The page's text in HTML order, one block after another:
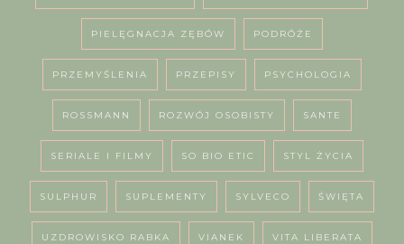
PIELĘGNACJA ZĘBÓW PODRÓŻE
PRZEMYŚLENIA PRZEPISY PSYCHOLOGIA
ROSSMANN ROZWÓJ OSOBISTY SANTE
SERIALE I FILMY SO BIO ETIC STYL ŻYCIA
SULPHUR SUPLEMENTY SYLVECO ŚWIĘTA
UZDROWISKO RABKA VIANEK VITA LIBERATA